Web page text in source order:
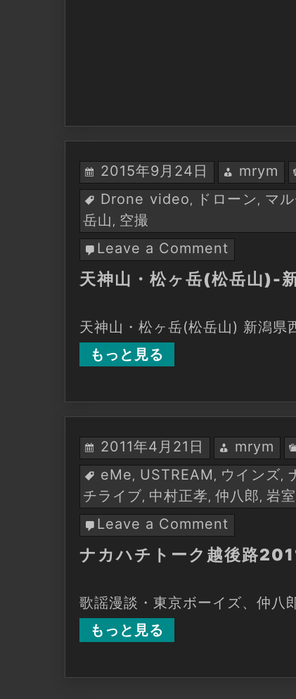
2015年9月24日 mrym
Drone video, ドローン , マ
岳山 , 空撮
Leave a Comment
天
神
ヶ
新
市
岩
室
温
泉-
空
撮
天神山・松ヶ岳(松岳山)-
天神山・松ヶ岳(松岳山) 新潟県
もっと見る
2011年4月21日 mrym
eMe, USTREAM , ウインズ,
チライブ, 中村正孝, 仲八郎, 岩
Leave a Comment
ナ
カ
ト
ナカハチトーク越後路
歌謡漫談・東京ボーイズ、仲八
もっと見る